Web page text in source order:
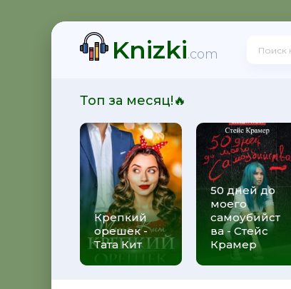
Knizki.com
Топ за месяц!🔥
Крепкий
орешек -
Тата Кит
50 дней до
моего
самоубийст
ва - Стейс
Крамер
Джиллиан